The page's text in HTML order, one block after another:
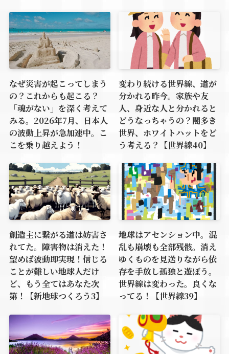
なぜ災害が起こってしまう
の？これからも起こる？
「魂がない」を深く考えて
みる。2026年7月、日本人
の波動上昇が急加速中。こ
こを乗り越えよう！
変わり続ける世界線、道が
分かれる昨今。家族や友
人、身近な人と分かれると
どうなっちゃうの？闇多き
世界、ホワイトハットをど
う考える？【世界線40】
創造主に繋がる道は妨害さ
れてた。障害物は消えた！
望めば波動即実現！信じる
ことが難しい地球人だけ
ど、もう全てはあなた次
第！【新地球つくろう3】
地球はアセンション中。混
乱も崩壊も全部残骸。消え
ゆくものを見送りながら依
存を手放し孤独と遊ぼう。
世界線は変わった。良くな
ってる！【世界線39】